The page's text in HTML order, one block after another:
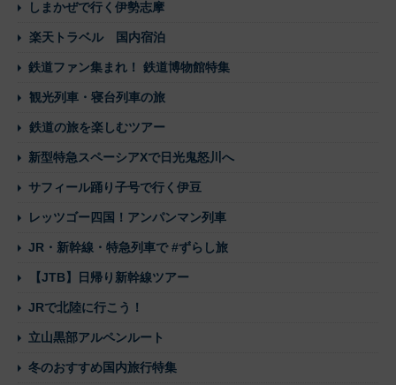
しまかぜで行く伊勢志摩
楽天トラベル 国内宿泊
鉄道ファン集まれ！ 鉄道博物館特集
観光列車・寝台列車の旅
鉄道の旅を楽しむツアー
新型特急スペーシアXで日光鬼怒川へ
サフィール踊り子号で行く伊豆
レッツゴー四国！アンパンマン列車
JR・新幹線・特急列車で #ずらし旅
【JTB】日帰り新幹線ツアー
JRで北陸に行こう！
立山黒部アルペンルート
冬のおすすめ国内旅行特集